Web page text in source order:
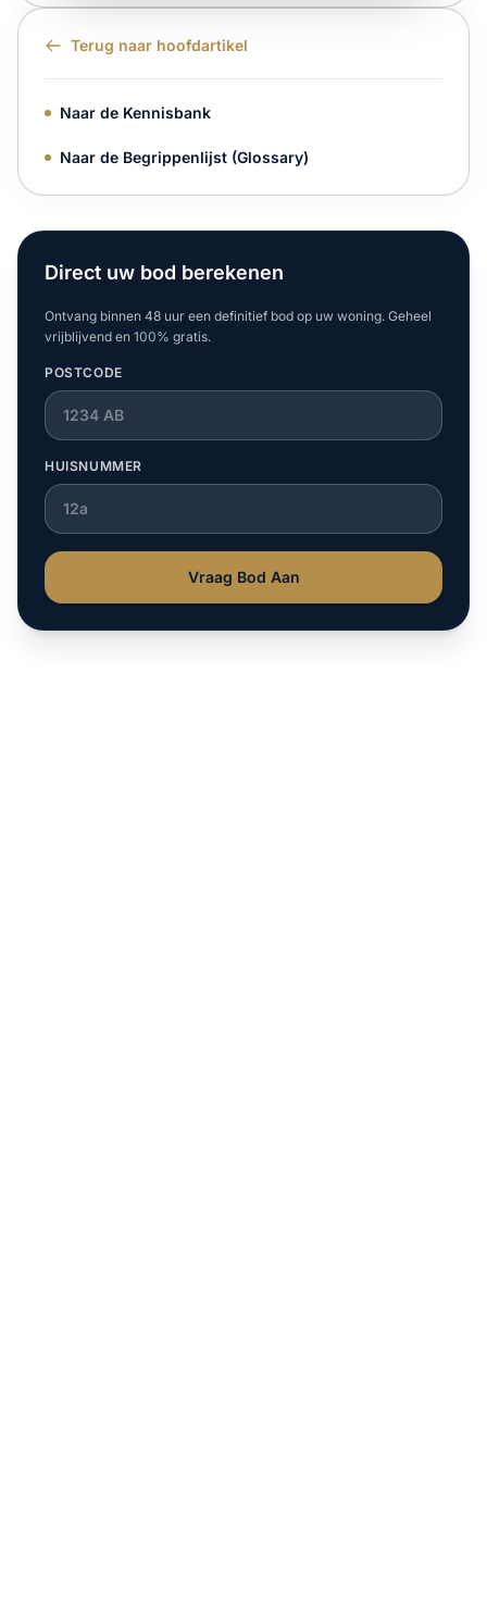
Terug naar hoofdartikel
Naar de Kennisbank
Naar de Begrippenlijst (Glossary)
Direct uw bod berekenen
Ontvang binnen 48 uur een definitief bod op uw woning. Geheel
vrijblijvend en 100% gratis.
POSTCODE
HUISNUMMER
Vraag Bod Aan